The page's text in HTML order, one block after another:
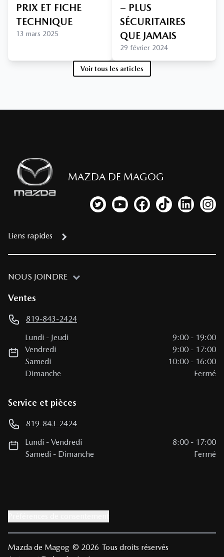
PRIX ET FICHE
TECHNIQUE
13 mars 2025
– PLUS
SÉCURITAIRES
QUE JAMAIS
29 février 2024
Voir tous les articles
MAZDA DE MAGOG
Lien vers notre compte Twitter
Lien vers notre chaîne
Lien vers notre page
Lien vers notre
Lien vers
Lien
Liens rapides
NOUS JOINDRE
Ventes
819-843-2424
Lundi - Jeudi 9:00 - 19:00
Vendredi
9:00 - 17:00
Samedi
10:00 - 16:00
Dimanche
Fermé
Service et pièces
819-843-2424
Lundi -Vendredi 8:00 - 17:00
Samedi - Dimanche Fermé
Mazda de Magog © 2026 Tous droits réservés